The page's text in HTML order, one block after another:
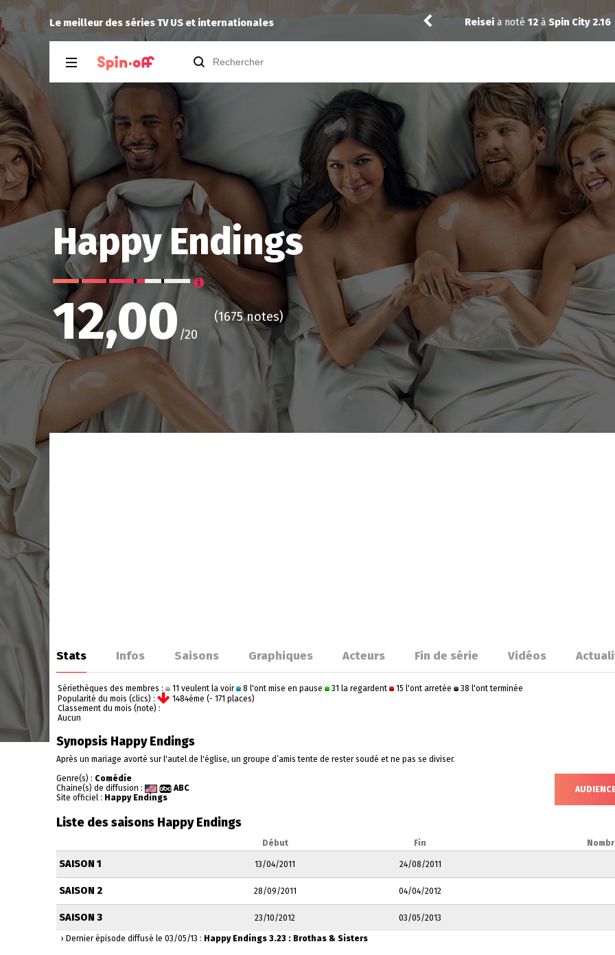
Le meilleur des séries TV US et internationales
Reiseia noté12 àSpin City 2.16 Thibol a noté11 à Trying 5.05
Happy Endings
12,00/20
(1675 notes)
Stats Infos Saisons Graphiques Acteurs Fin de série Vidéos
Sériethèques des membres : 11 veulent la voir 8 l'ont mise en pause 31 la regardent 15 l'ont arretée
38 l'ont terminée
Popularité du mois (clics) :
1484ème (- 171 places)
Classement du mois (note) :
Aucun
Synopsis Happy Endings
Après un mariage avorté sur l'autel de l'église, un groupe d’amis tente de rester soudé et ne pas se diviser.
Genre(s) : Comédie
Chaine(s) de diffusion :
ABC
Site officiel : Happy Endings
Liste des saisons Happy Endings
Début Fin
SAISON 1 13/04/2011 24/08/2011
SAISON 2 28/09/2011 04/04/2012
SAISON 3 23/10/2012 03/05/2013
› Dernier épisode diffusé le 03/05/13 : Happy Endings 3.23 : Brothas & Sisters